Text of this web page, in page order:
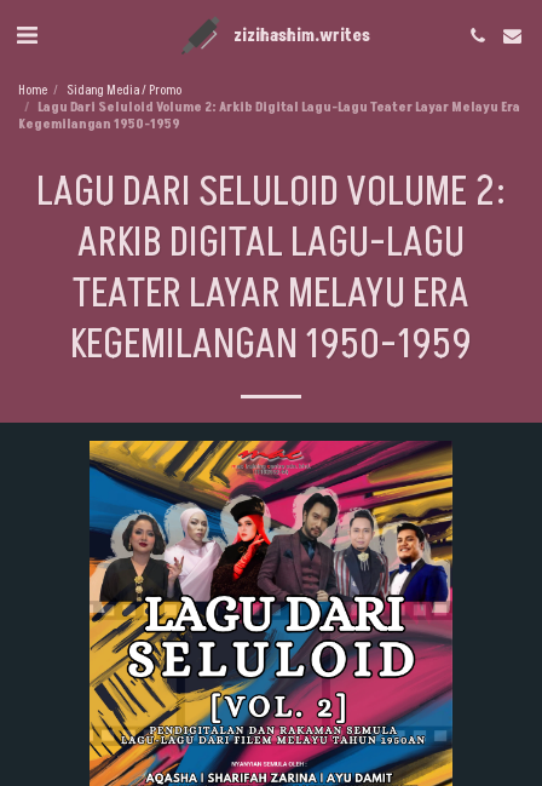
zizihashim.writes
Home
Sidang Media / Promo
Lagu Dari Seluloid Volume 2: Arkib Digital Lagu-Lagu Teater Layar Melayu Era
Kegemilangan 1950-1959
LAGU DARI SELULOID VOLUME 2:
ARKIB DIGITAL LAGU-LAGU
TEATER LAYAR MELAYU ERA
KEGEMILANGAN 1950-1959